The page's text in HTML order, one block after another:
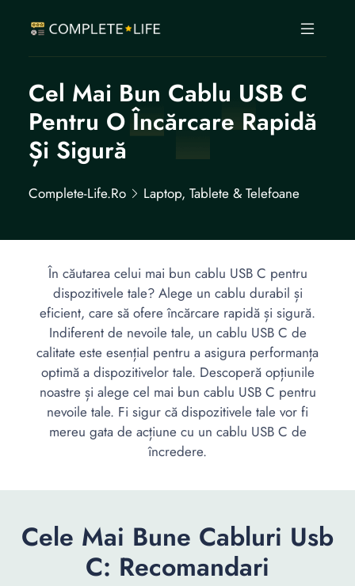
Cel Mai Bun Cablu USB C
Pentru O Încărcare Rapidă
Și Sigură
Complete-Life.ro Laptop, Tablete & Telefoane
În căutarea celui mai bun cablu USB C pentru
dispozitivele tale? Alege un cablu durabil și
eficient, care să ofere încărcare rapidă și sigură.
Indiferent de nevoile tale, un cablu USB C de
calitate este esențial pentru a asigura performanța
optimă a dispozitivelor tale. Descoperă opțiunile
noastre și alege cel mai bun cablu USB C pentru
nevoile tale. Fi sigur că dispozitivele tale vor fi
mereu gata de acțiune cu un cablu USB C de
încredere.
Cele Mai Bune Cabluri Usb
C: Recomandari